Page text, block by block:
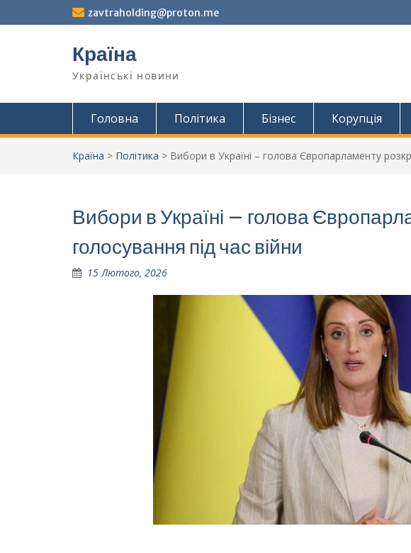
до
zavtraholding@proton.me
Країна
Українські новини
Головна Політика Бізнес Корупція
Країна > Політика > Вибори в Україні – голова Європарламенту
Вибори в Україні – голова
голосування під час війни
15 Лютого, 2026